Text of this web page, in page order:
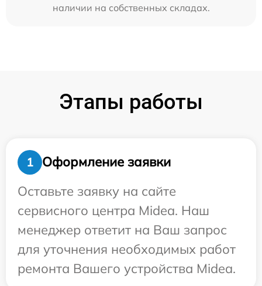
наличии на собственных складах.
Этапы работы
1
Оформление заявки
Оставьте заявку на сайте
сервисного центра Midea. Наш
менеджер ответит на Ваш запрос
для уточнения необходимых работ
ремонта Вашего устройства Midea.